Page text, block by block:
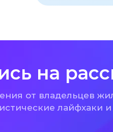
на
от владельцев
лайфхаки